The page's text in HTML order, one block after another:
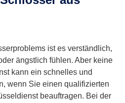
ist es verständlich,
ängstlich fühlen. Aber keine
kann ein schnelles und
wenn Sie einen qualifizierten
beauftragen. Bei der